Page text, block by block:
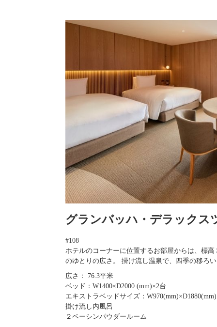
グランバッハ・デラックス
#108
ホテルのコーナーに位置するお部屋からは、標
のゆとりの広さ。 掛け流し温泉で、四季の移ろ
広さ： 76.3平米
ベッド：W1400×D2000 (mm)×2台
エキストラベッドサイズ：
掛け流し内風呂
２ベーシンパウダールーム